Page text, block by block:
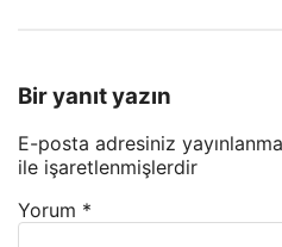
Bir yanıt yazın
E-posta adresiniz
ile işaretlenmişlerdir
Yorum *